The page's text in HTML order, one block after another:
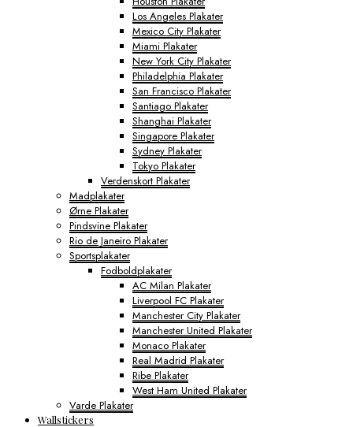
Los Angeles Plakater
Mexico City Plakater
Miami Plakater
New York City Plakater
Philadelphia Plakater
San Francisco Plakater
Santiago Plakater
Shanghai Plakater
Singapore Plakater
Sydney Plakater
Tokyo Plakater
Verdenskort Plakater
Madplakater
Ørne Plakater
Pindsvine Plakater
Rio de Janeiro Plakater
Sportsplakater
Fodboldplakater
AC Milan Plakater
Liverpool FC Plakater
Manchester City Plakater
Manchester United Plakater
Monaco Plakater
Real Madrid Plakater
Ribe Plakater
West Ham United Plakater
Varde Plakater
Wallstickers